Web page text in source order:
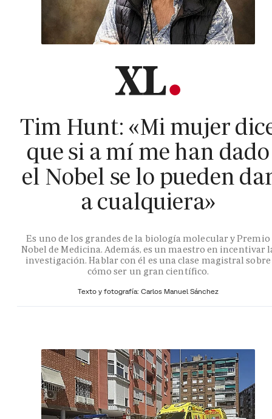
Tim Hunt: «Mi mujer
que si a mí me han dado
el Nobel se lo pueden
a cualquiera»
Es uno de los grandes de la biología molecular y Premio
Nobel de Medicina. Además, es un maestro en incentivar
investigación. Hablar con él es una clase magistral sobre
cómo ser un gran científico.
Texto y fotografía: Carlos Manuel Sánchez